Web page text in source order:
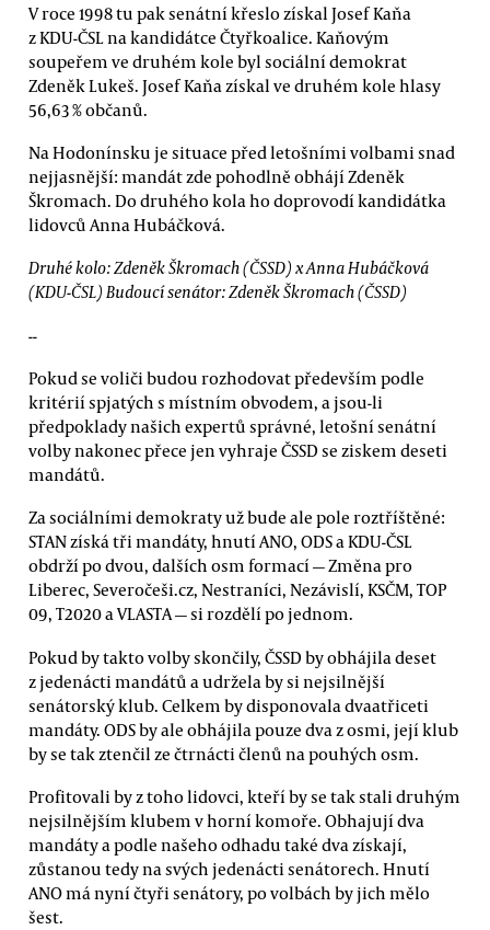
V roce 1998 tu pak senátní křeslo získal Josef Kaňa
z KDU-ČSL na kandidátce Čtyřkoalice. Kaňovým
soupeřem ve druhém kole byl sociální demokrat
Zdeněk Lukeš. Josef Kaňa získal ve druhém kole hlasy
56,63 % občanů.
Na Hodonínsku je situace před letošními volbami snad
nejjasnější: mandát zde pohodlně obhájí Zdeněk
Škromach. Do druhého kola ho doprovodí kandidátka
lidovců Anna Hubáčková.
Druhé kolo: Zdeněk Škromach (ČSSD) x Anna Hubáčková
(KDU-ČSL) Budoucí senátor: Zdeněk Škromach (ČSSD)
--
Pokud se voliči budou rozhodovat především podle
kritérií spjatých s místním obvodem, a jsou-li
předpoklady našich expertů správné, letošní senátní
volby nakonec přece jen vyhraje ČSSD se ziskem deseti
mandátů.
Za sociálními demokraty už bude ale pole roztříštěné:
STAN získá tři mandáty, hnutí ANO, ODS a KDU-ČSL
obdrží po dvou, dalších osm formací — Změna pro
Liberec, Severočeši.cz, Nestraníci, Nezávislí, KSČM, TOP
09, T2020 a VLASTA — si rozdělí po jednom.
Pokud by takto volby skončily, ČSSD by obhájila deset
z jedenácti mandátů a udržela by si nejsilnější
senátorský klub. Celkem by disponovala dvaatřiceti
mandáty. ODS by ale obhájila pouze dva z osmi, její klub
by se tak ztenčil ze čtrnácti členů na pouhých osm.
Profitovali by z toho lidovci, kteří by se tak stali druhým
nejsilnějším klubem v horní komoře. Obhajují dva
mandáty a podle našeho odhadu také dva získají,
zůstanou tedy na svých jedenácti senátorech. Hnutí
ANO má nyní čtyři senátory, po volbách by jich mělo
šest.